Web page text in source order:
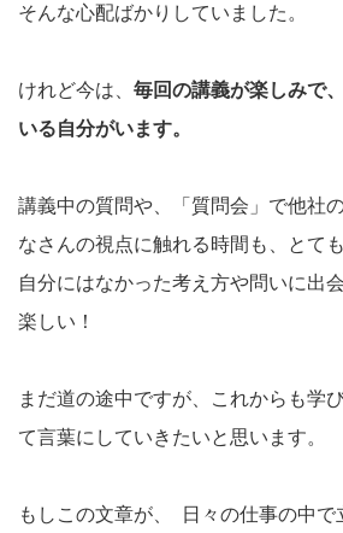
そんな心配ばかりしていました。
けれど今は、 毎回の講義が楽しみで
いる自分がいます。
講義中の質問や、「質問会」で他社
なさんの視点に触れる時間も、とて
自分にはなかった考え方や問いに出
楽しい！
まだ道の途中ですが、これからも学
て言葉にしていきたいと思います。
もしこの文章が、 日々の仕事の中で